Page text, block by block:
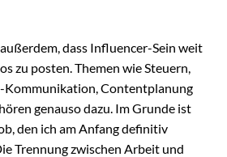
dass Influencer-Sein weit
zu posten. Themen wie Steuern,
Kommunikation, Contentplanung
genauso dazu. Im Grunde ist
den ich am Anfang definitiv
Trennung zwischen Arbeit und